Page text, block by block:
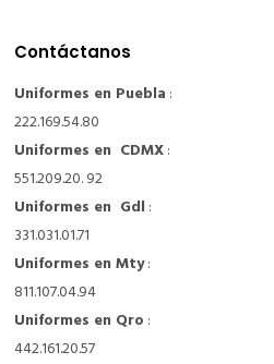
Contáctanos
Uniformes en Puebla :
222.169.54.80
Uniformes en CDMX:
551.209.20. 92
Uniformes en Gdl :
331.031.01.71
Uniformes en Mty:
811.107.04.94
Uniformes en Qro :
442.161.20.57